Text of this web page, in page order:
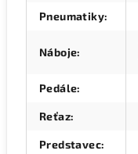
Pneumatiky:
Náboje:
Pedále:
Reťaz:
Predstavec: